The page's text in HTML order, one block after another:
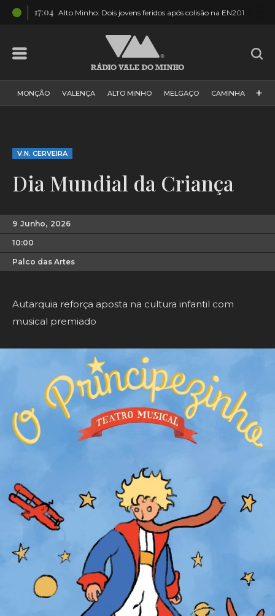
17:04 Alto Minho: Dois jovens feridos após colisão na EN201
MONÇÃO VALENÇA ALTO MINHO MELGAÇO CAMINHA
VALE DO MINHO MINHO MUNDO ESPANHA NORTE
VILA PRAIA DE ÂNCORA
+
V.N. CERVEIRA
Dia Mundial da Criança
9 Junho, 2026
10:00
Palco das Artes
Autarquia reforça aposta na cultura infantil com
musical premiado